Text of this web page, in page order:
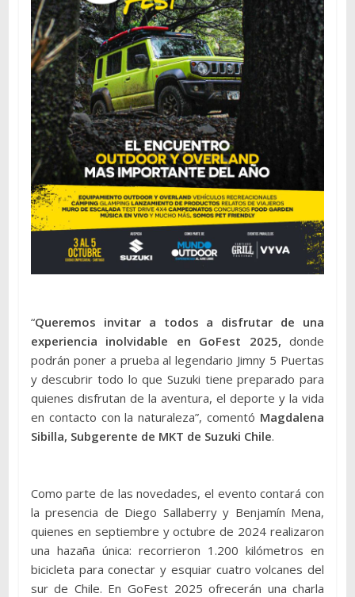
“Queremos invitar a todos a disfrutar de una
experiencia inolvidable en GoFest 2025, donde
podrán poner a prueba al legendario Jimny 5 Puertas
y descubrir todo lo que Suzuki tiene preparado para
quienes disfrutan de la aventura, el deporte y la vida
en contacto con la naturaleza”, comentó Magdalena
Sibilla, Subgerente de MKT de Suzuki Chile.
Como parte de las novedades, el evento contará con
la presencia de Diego Sallaberry y Benjamín Mena,
quienes en septiembre y octubre de 2024 realizaron
una hazaña única: recorrieron 1.200 kilómetros en
bicicleta para conectar y esquiar cuatro volcanes del
sur de Chile. En GoFest 2025 ofrecerán una charla